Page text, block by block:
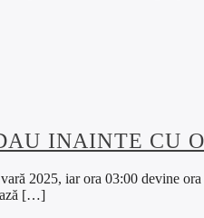
INAINTE CU
2025, iar ora 03:00 devine
[…]